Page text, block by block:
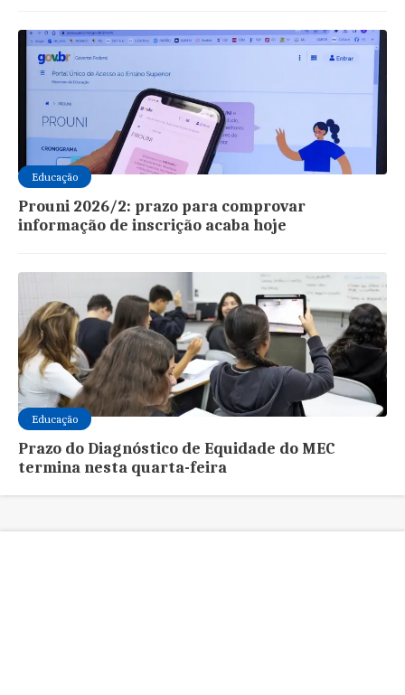
Educação
Prouni 2026/2: prazo para comprovar
informação de inscrição acaba hoje
Educação
Prazo do Diagnóstico de Equidade do MEC
termina nesta quarta-feira